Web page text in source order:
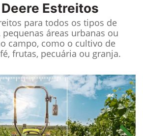
Estreitos
para todos os tipos de
áreas urbanas ou
campo, como o cultivo de
frutas, pecuária ou granja.